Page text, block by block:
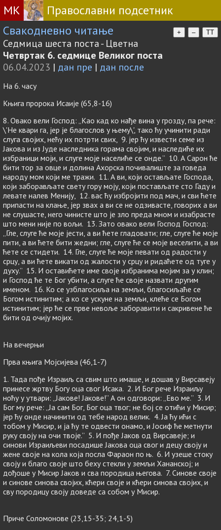
МК
Православни подсетник
Свакодневно читање
+ – TT
Седмица шеста поста - Цветна
Четвртак 6. седмице Великог поста
06.04.2023 | дан пре | дан после
На 6. часу
Књига пророка Исаије (65,8-16)
8. Овако вели Господ: „Као кад ко нађе вина у грозду, па рече:
\'Не квари га, јер је благослов у њему\', тако ћу учинити ради
слуга својих, нећу их потрти свих, 9. јер ћу извести семе из
Јакова и из Јуде наследника горама својим, и наследиће их
избраници моји, и слуге моје населиће се онде.” 10. А Сарон ће
бити тор за овце и долина Ахорска почивалиште за говеда
народу мом који ме тражи. 11. А ви, који остављате Господа,
који заборављате свету гору моју, који постављате сто Гаду и
левате налев Менију, 12. вас ћу избројити под мач, и сви ћете
припасти на клање, јер звах а ви се не одзивасте, говорих а ви
не слушасте, него чинисте што је зло преда мном и изабрасте
што мени није по вољи. 13. Зато овако вели Господ Господ:
„Гле, слуге ће моје јести, а ви ћете гладовати; гле, слуге ће моје
пити, а ви ћете бити жедни; гле, слуге ће се моје веселити, а ви
ћете се стидети. 14. Гле, слуге ће моје певати од радости у
срцу, а ви ћете викати од жалости у срцу и ридаћете од туге у
духу.” 15. И оставићете име своје избранима мојим за у клин;
и Господ ће те Бог убити, а слуге ће своје назвати другим
именом. 16. Ко се узблагосиља на земљи, благосиљаће се
Богом истинитим; а ко се ускуне на земљи, клеће се Богом
истинитим; јер ће се прве невоље заборавити и сакривене ће
бити од очију мојих.
На вечерњи
Прва књига Мојсијева (46,1-7)
1. Тада пође Израиљ са свим што имаше, и дошав у Вирсавеју
принесе жртву Богу оца свог Исака. 2. И Бог рече Израиљу
ноћу у утвари: „Јакове! Јакове!” А он одговори: „Ево ме.” 3. И
Бог му рече: „Ја сам Бог, Бог оца твог; не бој се отићи у Мисир;
јер ћу онде начинити од тебе народ велик. 4. Ја ћу ићи с
тобом у Мисир, и ја ћу те одвести онамо, и Јосиф ће метнути
руку своју на очи твоје.” 5. И пође Јаков од Вирсавеје; и
синови Израиљеви посадише Јакова оца свог и децу своју и
жене своје на кола која посла Фараон по њ. 6. И узеше стоку
своју и благо своје што беху стекли у земљи Хананској; и
дођоше у Мисир Јаков и сва породица његова. 7. Синове своје
и синове синова својих, кћери своје и кћери синова својих, и
сву породицу своју доведе са собом у Мисир.
Приче Соломонове (23,15-35; 24,1-5)